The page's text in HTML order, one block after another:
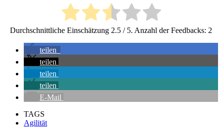
Durchschnittliche Einschätzung 2.5 / 5. Anzahl der Feedbacks: 2
teilen
teilen
teilen
teilen
E-Mail
TAGS
Agilität